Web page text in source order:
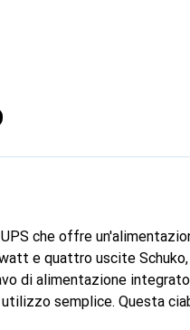
che offre
e quattro uscite
di alimentazione
semplice. Questa